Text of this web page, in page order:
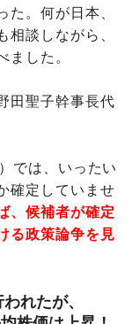
た。何が日本、
相談しながら、
ました。
田聖子幹事長代
では、いったい
確定していませ
、候補者が確定
る政策論争を見
れたが、